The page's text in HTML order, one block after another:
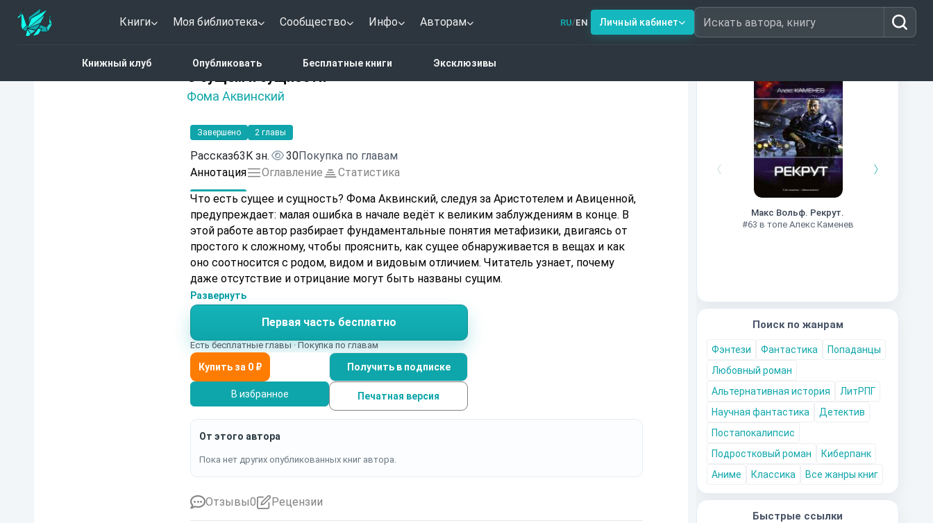
Книги Моя библиотека Сообщество Инфо Авторам RU/EN Личный кабинет Искать автора, книгу
Книжный клуб Опубликовать Бесплатные книги Эксклюзивы
Книги из топ-100
Макс Вольф. Рекрут.
#63 в топе Алекс Каменев
Поиск по жанрам
Фэнтези Фантастика
Попаданцы
Любовный роман
Альтернативная история
ЛитРПГ
Научная фантастика
Детектив
Постапокалипсис
Подростковый роман
Киберпанк
Аниме
Классика Все жанры книг
Быстрые ссылки
О сущем и сущности
Фома Аквинский
Нет оценок
Завершено 2 главы
Рассказ63K зн. 30Покупка по главам
Аннотация
Оглавление
Статистика
Что есть сущее и сущность? Фома Аквинский, следуя за Аристотелем и Авиценной,
предупреждает: малая ошибка в начале ведёт к великим заблуждениям в конце. В
этой работе автор разбирает фундаментальные понятия метафизики, двигаясь от
простого к сложному, чтобы прояснить, как сущее обнаруживается в вещах и как
оно соотносится с родом, видом и видовым отличием. Читатель узнает, почему
даже отсутствие и отрицание могут быть названы сущим.
Развернуть
Первая часть бесплатно
Есть бесплатные главы · Покупка по главам
Получить в подписке
В избранное Печатная версия
От этого автора
Пока нет других опубликованных книг автора.
Отзывы0 Рецензии